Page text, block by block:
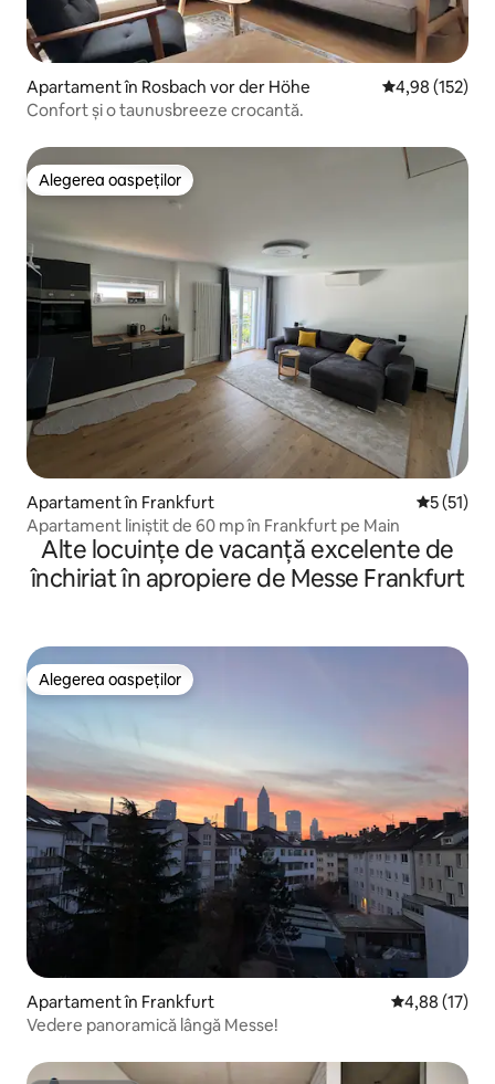
Apartament în Rosbach vor der Höhe Scor mediu de
4,98 (152)
Confort și o taunusbreeze crocantă.
Alegerea oaspeților
Alegerea oaspeților
Apartament în Frankfurt Scor
5 (51)
Apartament liniștit de 60 mp în Frankfurt pe Main
Alte locuințe de vacanță excelente de
închiriat în apropiere de Messe Frankfurt
Alegerea oaspeților
Alegerea oaspeților
Apartament în Frankfurt Scor mediu
4,88 (17)
Vedere panoramică lângă Messe!